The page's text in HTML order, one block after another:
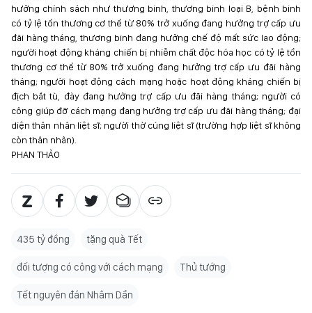
hưởng chính sách như thương binh, thương binh loại B, bệnh binh
có tỷ lệ tổn thương cơ thể từ 80% trở xuống đang hưởng trợ cấp ưu
đãi hàng tháng, thương binh đang hưởng chế độ mất sức lao động;
người hoạt động kháng chiến bị nhiễm chất độc hóa học có tỷ lệ tổn
thương cơ thể từ 80% trở xuống đang hưởng trợ cấp ưu đãi hàng
tháng; người hoạt động cách mạng hoặc hoạt động kháng chiến bị
địch bắt tù, đày đang hưởng trợ cấp ưu đãi hàng tháng; người có
công giúp đỡ cách mạng đang hưởng trợ cấp ưu đãi hàng tháng; đại
diện thân nhân liệt sĩ; người thờ cúng liệt sĩ (trường hợp liệt sĩ không
còn thân nhân).
PHAN THẢO
435 tỷ đồng tặng quà Tết
đối tượng có công với cách mạng Thủ tướng
Tết nguyên đán Nhâm Dần